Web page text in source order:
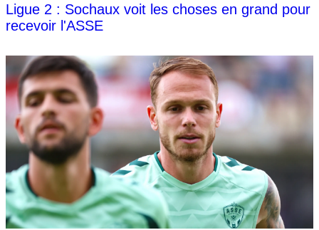
Ligue 2 : Sochaux voit les choses en grand pour
recevoir l'ASSE